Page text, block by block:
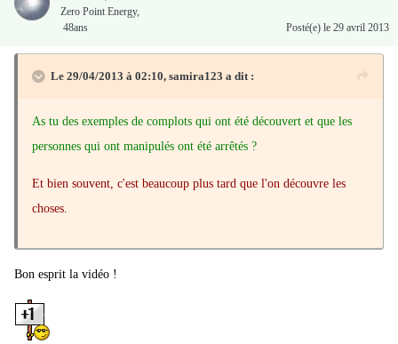
Zero Point Energy,
48ans
Posté(e) le 29 avril 2013
Le 29/04/2013 à 02:10, samira123 a dit :
As tu des exemples de complots qui ont été découvert et que les
personnes qui ont manipulés ont été arrêtés ?
Et bien souvent, c'est beaucoup plus tard que l'on découvre les
choses.
Bon esprit la vidéo !